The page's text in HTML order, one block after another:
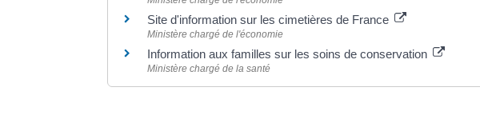
Site d'information sur les cimetières de France
Ministère chargé de l'économie
Information aux familles sur les soins de conservation
Ministère chargé de la santé